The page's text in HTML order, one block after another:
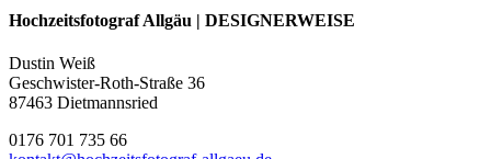
Hochzeitsfotograf Allgäu | DESIGNERWEISE
Dustin Weiß
Geschwister-Roth-Straße 36
87463 Dietmannsried
0176 701 735 66